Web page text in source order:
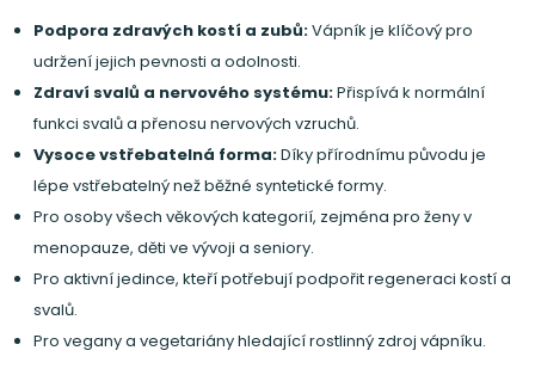
Podpora zdravých kostí a zubů:Vápník je klíčový pro
udržení jejich pevnosti a odolnosti.
Zdraví svalů a nervového systému:Přispívá k normální
funkci svalů a přenosu nervových vzruchů.
Vysoce vstřebatelná forma:Díky přírodnímu původu je
lépe vstřebatelný než běžné syntetické formy.
Pro osoby všech věkových kategorií, zejména pro ženy v
menopauze, děti ve vývoji a seniory.
Pro aktivní jedince, kteří potřebují podpořit regeneraci kostí a
svalů.
Pro vegany a vegetariány hledající rostlinný zdroj vápníku.